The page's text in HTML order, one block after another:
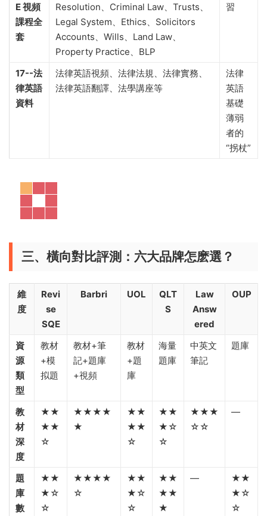
E 視頻
課程全
套
Resolution、Criminal Law、Trusts、
Legal System、Ethics、Solicitors
Accounts、Wills、Land Law、
Property Practice、BLP
習
17--法
律英語
資料
法律英語視頻、法律法規、法律實務、
法律英語翻譯、法學講座等
法律
英語
基礎
薄弱
者的
“拐杖”
三、橫向對比評測：六大品牌怎麽選？
維
度
Revi
se
SQE
Barbri UOL
QLT
S
Law
Answ
ered
OUP
資
源
類
型
教材
+模
拟題
教材+筆
記+題庫
+視頻
教材
+題
庫
海量
題庫
中英文
筆記
題庫
教
材
深
度
★★
★★
☆
★★★★
★
★★
★★
☆
★★
★☆
☆
★★★
☆☆
—
題
庫
數
★★
★☆
☆
★★★★
☆
★★
★☆
☆
★★
★★
★
—
★★
★☆
☆